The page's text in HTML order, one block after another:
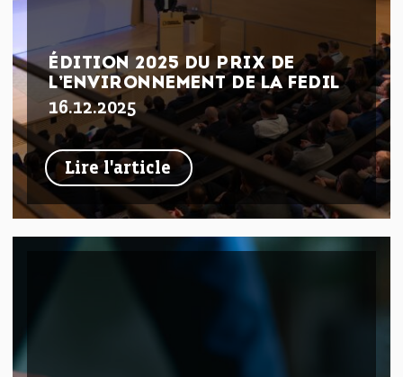
ÉDITION 2025 DU PRIX DE
L’ENVIRONNEMENT DE LA FEDIL
Lire l'article
16.12.2025